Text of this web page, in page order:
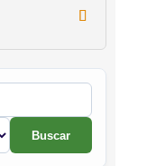
Buscar